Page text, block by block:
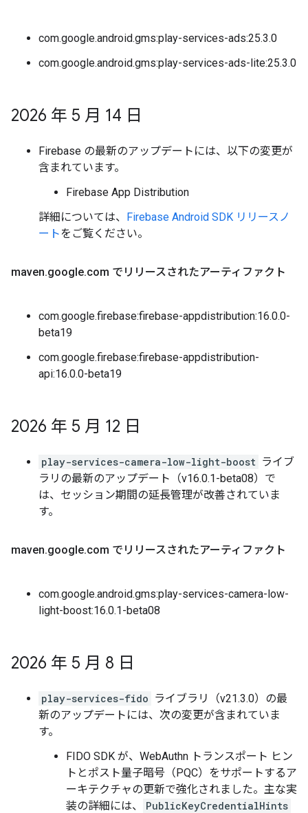
com.google.android.gms:play-services-ads:25.3.0
com.google.android.gms:play-services-ads-lite:25.3.0
2026 年 5 月 14 日
Firebase の最新のアップデートには、以下の変更が
含まれています。
Firebase App Distribution
詳細については、 Firebase Android SDK リリースノ
ートをご覧ください。
maven.google.com でリリースされたアーティファクト
com.google.firebase:firebase-appdistribution:16.0.0-
beta19
com.google.firebase:firebase-appdistribution-
api:16.0.0-beta19
2026 年 5 月 12 日
play-services-camera-low-light-boost ライブ
ラリの最新のアップデート（v16.0.1-beta08）で
は、セッション期間の延長管理が改善されていま
す。
maven.google.com でリリースされたアーティファクト
com.google.android.gms:play-services-camera-low-
light-boost:16.0.1-beta08
2026 年 5 月 8 日
play-services-fido ライブラリ（v21.3.0）の最
新のアップデートには、次の変更が含まれていま
す。
FIDO SDK が、WebAuthn トランスポート ヒン
トとポスト量子暗号（PQC）をサポートするア
ーキテクチャの更新で強化されました。主な実
装の詳細には、
PublicKeyCredentialHints